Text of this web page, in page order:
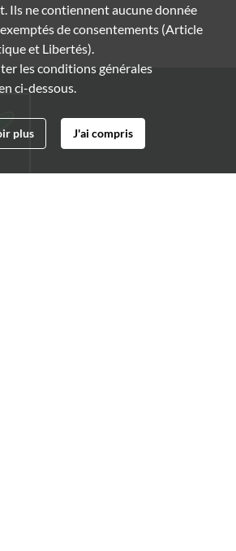
Ils ne contiennent aucune donnée
de consentements (Article
et Libertés).
les conditions générales
ci-dessous.
plus J'ai compris